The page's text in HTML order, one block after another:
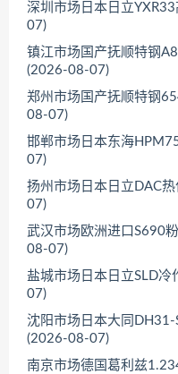
深圳市场日本日立
07)
镇江市场国产抚顺特钢
(2026-08-07)
郑州市场国产抚顺特钢
08-07)
邯郸市场日本东海
07)
扬州市场日本日立DAC
07)
武汉市场欧洲进口S690
08-07)
盐城市场日本日立SLD
07)
沈阳市场日本大同
(2026-08-07)
南京市场德国葛利兹